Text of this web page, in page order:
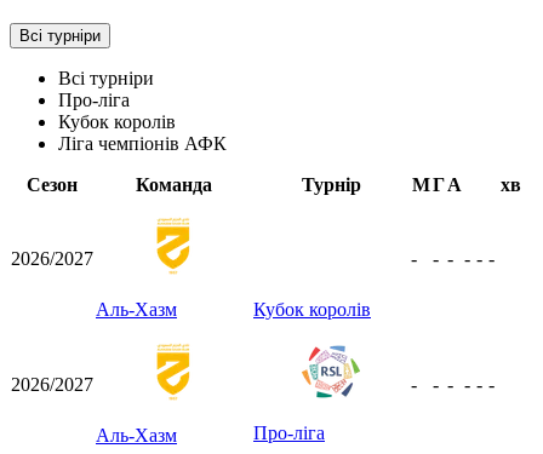
Всі турніри
Всі турніри
Про-ліга
Кубок королів
Ліга чемпіонів АФК
Сезон
Команда Турнір МГА хв
2026/2027
Аль-Хазм Кубок королів
- - - - - -
2026/2027
Аль-Хазм Про-ліга
- - - - - -